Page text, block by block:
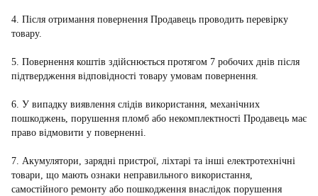
4. Після отримання повернення Продавець проводить перевірку
товару.
5. Повернення коштів здійснюється протягом 7 робочих днів після
підтвердження відповідності товару умовам повернення.
6. У випадку виявлення слідів використання, механічних
пошкоджень, порушення пломб або некомплектності Продавець має
право відмовити у поверненні.
7. Акумулятори, зарядні пристрої, ліхтарі та інші електротехнічні
товари, що мають ознаки неправильного використання,
самостійного ремонту або пошкодження внаслідок порушення